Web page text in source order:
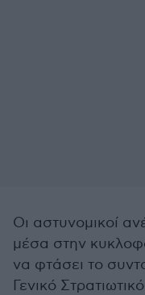
Οι αστυνομικοί
μέσα στην
να φτάσει το
Γενικό